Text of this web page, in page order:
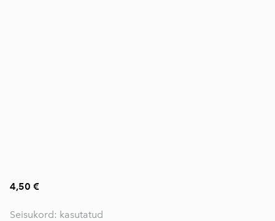
4,50 €
Seisukord: kasutatud